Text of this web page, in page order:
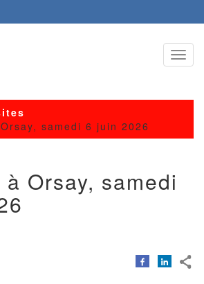
Toggle
samedi 6 juin 2026
Orsay, samedi